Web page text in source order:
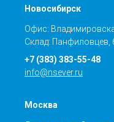
Новосибирск
Офис:
Склад: Панфиловцев,
+7 (383) 383-55-48
info@nsever.ru
Москва